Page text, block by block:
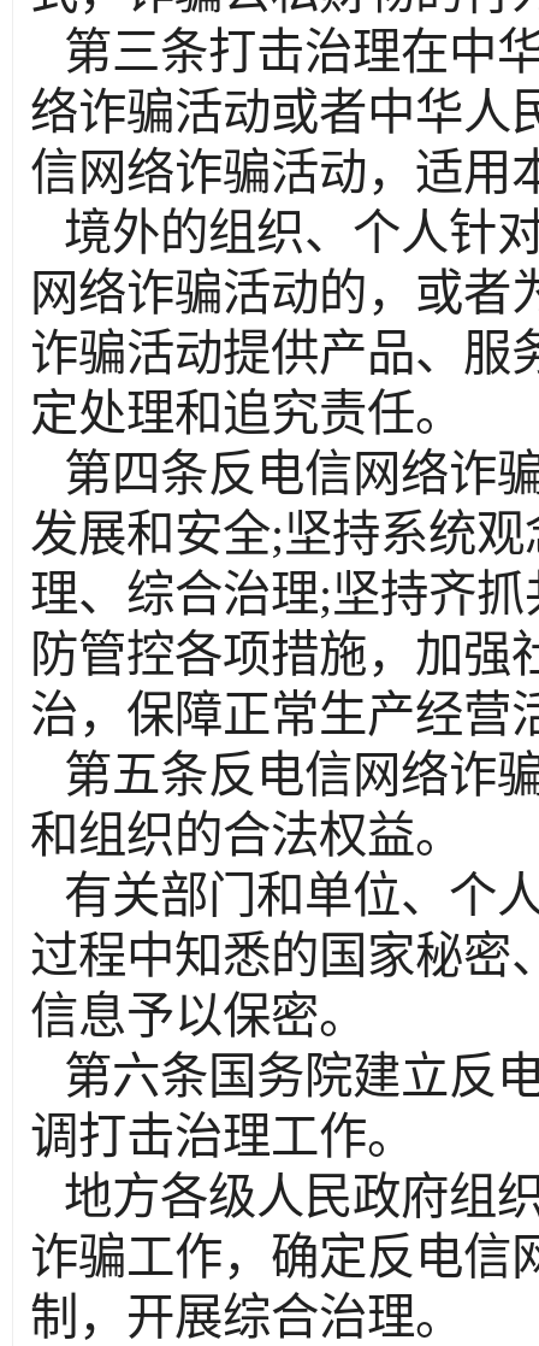
第三条打击治理在中
络诈骗活动或者中华人
信网络诈骗活动，适用
境外的组织、个人针
网络诈骗活动的，或者
诈骗活动提供产品、服
定处理和追究责任。
第四条反电信网络诈
发展和安全;坚持系统
理、综合治理;坚持齐
防管控各项措施，加强
治，保障正常生产经营
第五条反电信网络诈
和组织的合法权益。
有关部门和单位、个
过程中知悉的国家秘密
信息予以保密。
第六条国务院建立反
调打击治理工作。
地方各级人民政府组
诈骗工作，确定反电信
制，开展综合治理。